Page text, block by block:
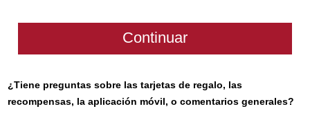
¿Tiene preguntas sobre las tarjetas de regalo, las
recompensas, la aplicación móvil, o comentarios generales?